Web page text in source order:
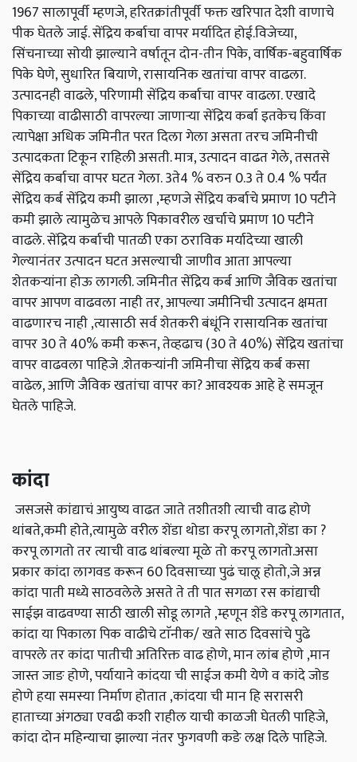
1967 सालापूर्वी म्हणजे, हरितक्रांतीपूर्वी फक्त खरिपात देशी वाणाचे
पीक घेतले जाई. सेंद्रिय कर्बाचा वापर मर्यादित होई.विजेच्या,
सिंचनाच्या सोयी झाल्याने वर्षातून दोन-तीन पिके, वार्षिक-बहुवार्षिक
पिके घेणे, सुधारित बियाणे, रासायनिक खतांचा वापर वाढला.
उत्पादनही वाढले, परिणामी सेंद्रिय कर्बाचा वापर वाढला. एखादे
पिकाच्या वाढीसाठी वापरल्या जाणाऱ्या सेंद्रिय कर्बा इतकेच किंवा
त्यापेक्षा अधिक जमिनीत परत दिला गेला असता तरच जमिनीची
उत्पादकता टिकून राहिली असती. मात्र, उत्पादन वाढत गेले, तसतसे
सेंद्रिय कर्बाचा वापर घटत गेला. 3ते4 % वरुन 0.3 ते 0.4 % पर्यंत
सेंद्रिय कर्ब सेंद्रिय कमी झाला ,म्हणजे सेंद्रिय कर्बाचे प्रमाण 10 पटीने
कमी झाले त्यामुळेच आपले पिकावरील खर्चाचे प्रमाण 10 पटीने
वाढले. सेंद्रिय कर्बाची पातळी एका ठराविक मर्यादेच्या खाली
गेल्यानंतर उत्पादन घटत असल्याची जाणीव आता आपल्या
शेतकऱ्यांना होऊ लागली. जमिनीत सेंद्रिय कर्ब आणि जैविक खतांचा
वापर आपण वाढवला नाही तर, आपल्या जमीनिची उत्पादन क्षमता
वाढणारच नाही ,त्यासाठी सर्व शेतकरी बंधूंनि रासायनिक खतांचा
वापर 30 ते 40% कमी करून, तेव्हढाच (30 ते 40%) सेंद्रिय खतांचा
वापर वाढवला पाहिजे .शेतकऱ्यांनी जमिनीचा सेंद्रिय कर्ब कसा
वाढेल, आणि जैविक खतांचा वापर का? आवश्यक आहे हे समजून
घेतले पाहिजे.
कांदा
जसजसे कांद्याचं आयुष्य वाढत जाते तशीतशी त्याची वाढ होणे
थांबते,कमी होते,त्यामुळे वरील शेंडा थोडा करपू लागतो,शेंडा का ?
करपू लागतो तर त्याची वाढ थांबल्या मूळे तो करपू लागतो.असा
प्रकार कांदा लागवड करून 60 दिवसाच्या पुढं चालू होतो,जे अन्न
कांदा पाती मध्ये साठवलेले असते ते ती पात सगळा रस कांद्याची
साईझ वाढवण्या साठी खाली सोडू लागते ,म्हणून शेंडे करपू लागतात,
कांदा या पिकाला पिक वाढीचे टाॅनीक/ खते साठ दिवसांचे पुढे
वापरले तर कांदा पातीची अतिरिक्त वाढ होणे, मान लांब होणे ,मान
जास्त जाङ होणे, पर्यायाने कांदया ची साईज कमी येणे व कांदे जोड
होणे हया समस्या निर्माण होतात ,कांदया ची मान हि सरासरी
हाताच्या अंगठ्या एवढी कशी राहील याची काळजी घेतली पाहिजे,
कांदा दोन महिन्याचा झाल्या नंतर फुगवणी कङे लक्ष दिले पाहिजे.